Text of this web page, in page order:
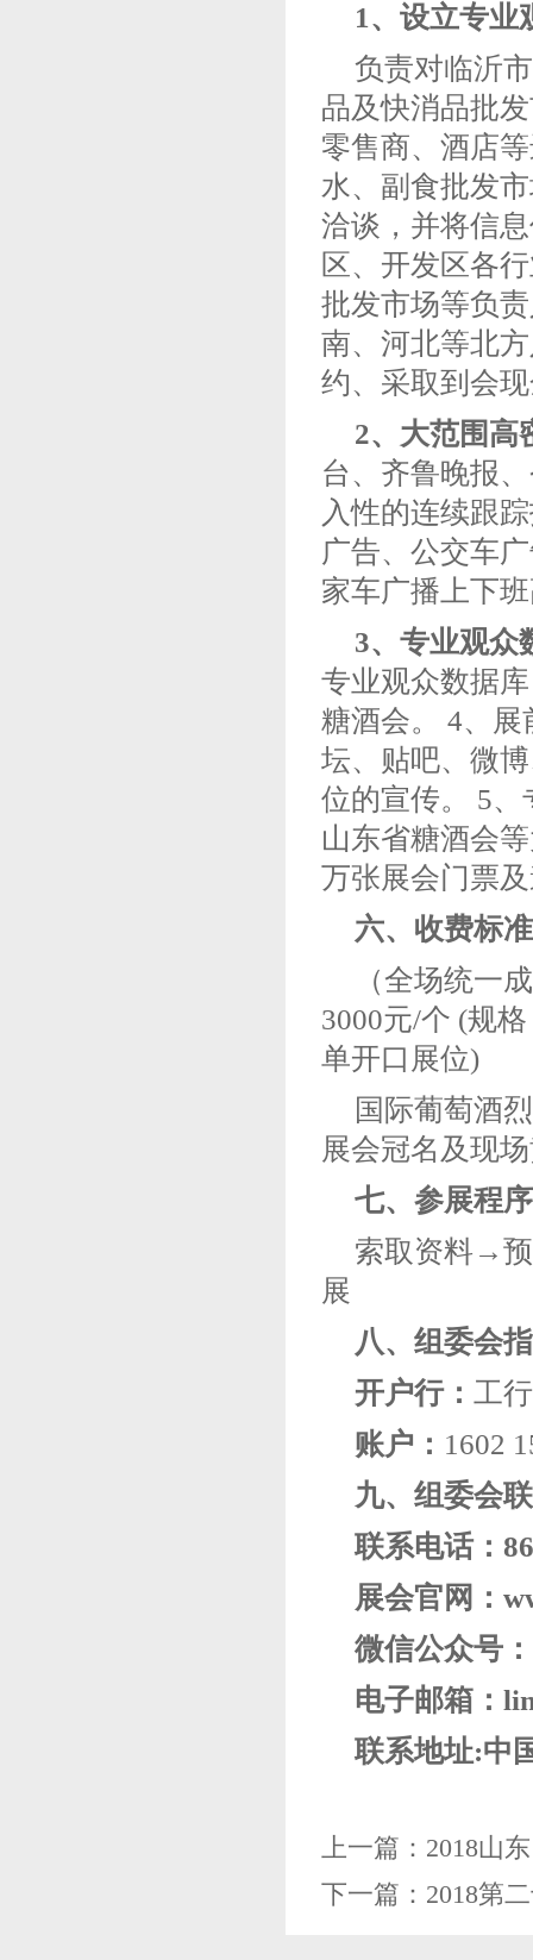
1、设立专业
负责对临沂
品及快消品批
零售商、酒店
水、副食批发
洽谈，并将信
区、开发区各
批发市场等负
南、河北等北
约、采取到会
2、大范围高
台、齐鲁晚报
入性的连续跟
广告、公交车
家车广播上下
3、专业观众
专业观众数据
糖酒会。 4、展
坛、贴吧、微
位的宣传。 5、
山东省糖酒会
万张展会门票
六、 收费标准
（全场统一
3000元/个 (规
单开口展位)
国际葡萄酒
展会冠名及现
七、 参展程
索取资料→
展
八、 组委会
开户行： 工
账户： 1602
九、 组委会
联系电话：
展会官网：
微信公众号
电子邮箱：
联系地址:中
上一篇： 2018山
下一篇： 2018第